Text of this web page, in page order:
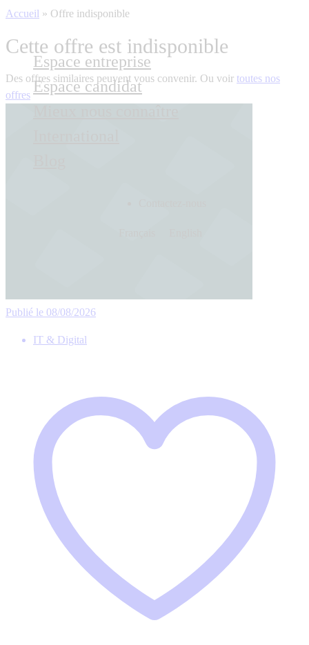
Espace entreprise
Espace candidat
Accueil » Offre indisponible
Cette offre est indisponible
Des offres similaires peuvent vous convenir. Ou voir toutes nos
offres
Publié le 08/08/2026
IT & Digital